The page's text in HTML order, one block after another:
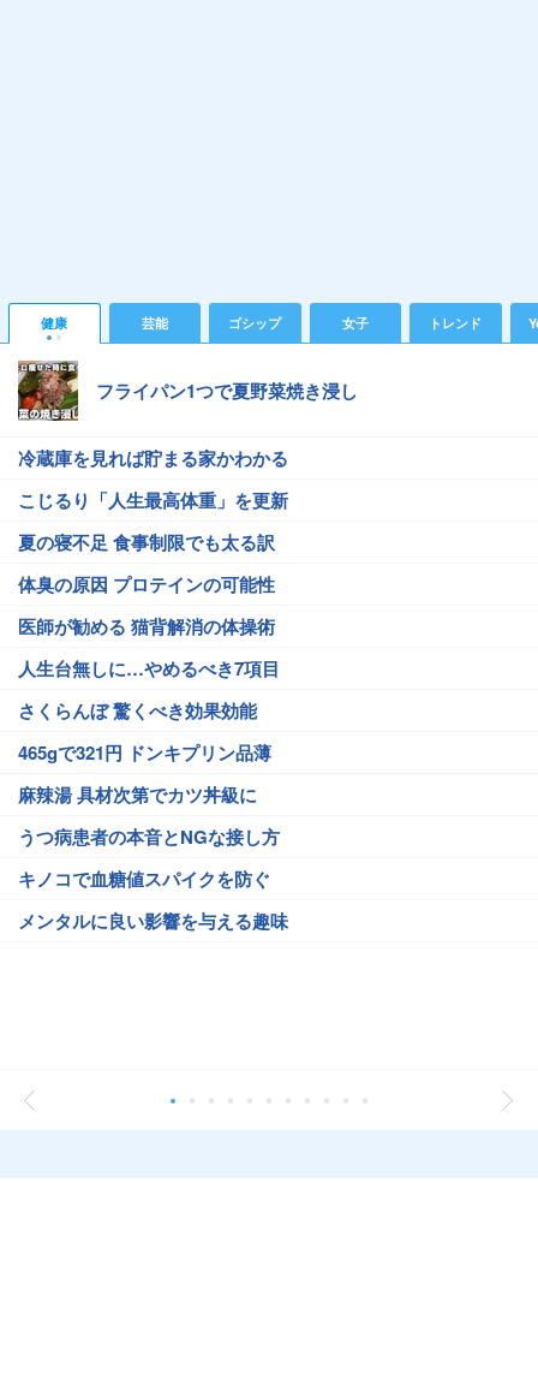
健康 芸能 ゴシップ 女子 トレンド
フライパン1つで夏野菜焼き浸し
冷蔵庫を見れば貯まる家かわかる
こじるり「人生最高体重」を更新
夏の寝不足 食事制限でも太る訳
体臭の原因 プロテインの可能性
医師が勧める 猫背解消の体操術
人生台無しに…やめるべき7項目
さくらんぼ 驚くべき効果効能
465gで321円 ドンキプリン品薄
麻辣湯 具材次第でカツ丼級に
うつ病患者の本音とNGな接し方
キノコで血糖値スパイクを防ぐ
メンタルに良い影響を与える趣味